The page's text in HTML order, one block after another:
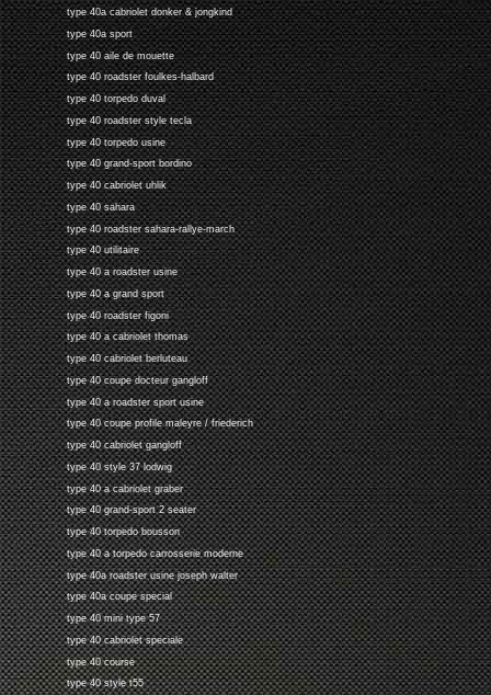
type 40a cabriolet donker & jongkind
type 40a sport
type 40 aile de mouette
type 40 roadster foulkes-halbard
type 40 torpedo duval
type 40 roadster style tecla
type 40 torpedo usine
type 40 grand-sport bordino
type 40 cabriolet uhlik
type 40 sahara
type 40 roadster sahara-rallye-march
type 40 utilitaire
type 40 a roadster usine
type 40 a grand sport
type 40 roadster figoni
type 40 a cabriolet thomas
type 40 cabriolet berluteau
type 40 coupe docteur gangloff
type 40 a roadster sport usine
type 40 coupe profile maleyre / friederich
type 40 cabriolet gangloff
type 40 style 37 lodwig
type 40 a cabriolet graber
type 40 grand-sport 2 seater
type 40 torpedo bousson
type 40 a torpedo carrosserie moderne
type 40a roadster usine joseph walter
type 40a coupe special
type 40 mini type 57
type 40 cabriolet speciale
type 40 course
type 40 style t55